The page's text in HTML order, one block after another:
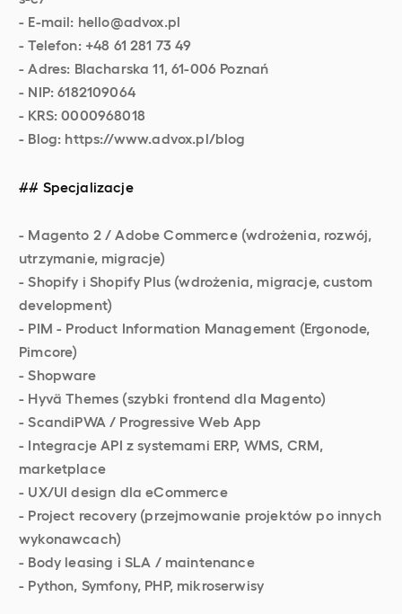
- E-mail: hello@advox.pl
- Telefon: +48 61 281 73 49
- Adres: Blacharska 11, 61-006 Poznań
- NIP: 6182109064
- KRS: 0000968018
- Blog: https://www.advox.pl/blog
## Specjalizacje
- Magento 2 / Adobe Commerce (wdrożenia, rozwój,
utrzymanie, migracje)
- Shopify i Shopify Plus (wdrożenia, migracje, custom
development)
- PIM - Product Information Management (Ergonode,
Pimcore)
- Shopware
- Hyvä Themes (szybki frontend dla Magento)
- ScandiPWA / Progressive Web App
- Integracje API z systemami ERP, WMS, CRM,
marketplace
- UX/UI design dla eCommerce
- Project recovery (przejmowanie projektów po innych
wykonawcach)
- Body leasing i SLA / maintenance
- Python, Symfony, PHP, mikroserwisy